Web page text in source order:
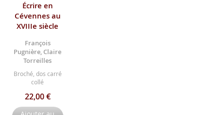
Écrire en
Cévennes au
XVIIIe siècle
François
Pugnière, Claire
Torreilles
Broché, dos carré
collé
22,00 €